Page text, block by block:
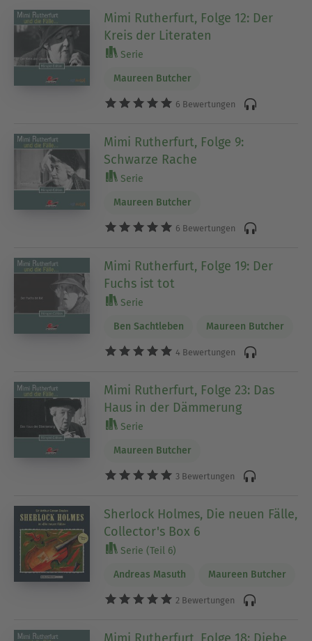
Mimi Rutherfurt, Folge 12: Der
Kreis der Literaten
Serie
Maureen Butcher
6 Bewertungen
Mimi Rutherfurt, Folge 9:
Schwarze Rache
Serie
Maureen Butcher
6 Bewertungen
Mimi Rutherfurt, Folge 19: Der
Fuchs ist tot
Serie
Ben Sachtleben Maureen Butcher
4 Bewertungen
Mimi Rutherfurt, Folge 23: Das
Haus in der Dämmerung
Serie
Maureen Butcher
3 Bewertungen
Sherlock Holmes, Die neuen Fälle,
Collector's Box 6
Serie (Teil 6)
Andreas Masuth Maureen Butcher
2 Bewertungen
Mimi Rutherfurt, Folge 18: Diebe